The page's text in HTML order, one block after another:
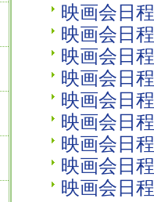
映画会日
映画会日
映画会日
映画会日
映画会日
映画会日
映画会日
映画会日
映画会日